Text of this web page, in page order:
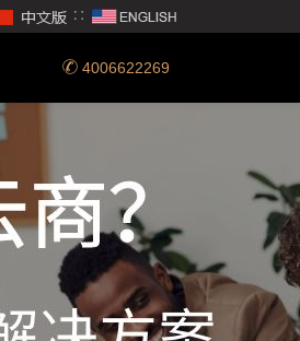
∷
4006622269